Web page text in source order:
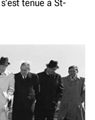
tenue à St-